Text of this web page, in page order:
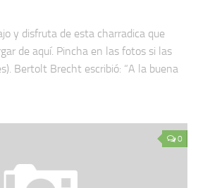
y disfruta de esta charradica que
de aquí. Pincha en las fotos si las
Bertolt Brecht escribió: “A la buena
0